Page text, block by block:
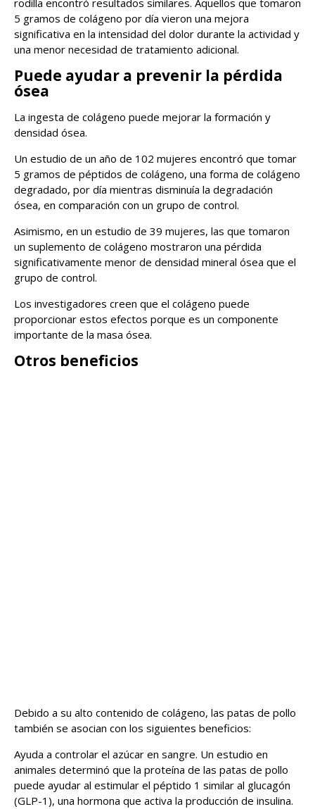
rodilla encontró resultados similares. Aquellos que tomaron
5 gramos de colágeno por día vieron una mejora
significativa en la intensidad del dolor durante la actividad y
una menor necesidad de tratamiento adicional.
Puede ayudar a prevenir la pérdida
ósea
La ingesta de colágeno puede mejorar la formación y
densidad ósea.
Un estudio de un año de 102 mujeres encontró que tomar
5 gramos de péptidos de colágeno, una forma de colágeno
degradado, por día mientras disminuía la degradación
ósea, en comparación con un grupo de control.
Asimismo, en un estudio de 39 mujeres, las que tomaron
un suplemento de colágeno mostraron una pérdida
significativamente menor de densidad mineral ósea que el
grupo de control.
Los investigadores creen que el colágeno puede
proporcionar estos efectos porque es un componente
importante de la masa ósea.
Otros beneficios
Debido a su alto contenido de colágeno, las patas de pollo
también se asocian con los siguientes beneficios:
Ayuda a controlar el azúcar en sangre. Un estudio en
animales determinó que la proteína de las patas de pollo
puede ayudar al estimular el péptido 1 similar al glucagón
(GLP-1), una hormona que activa la producción de insulina.